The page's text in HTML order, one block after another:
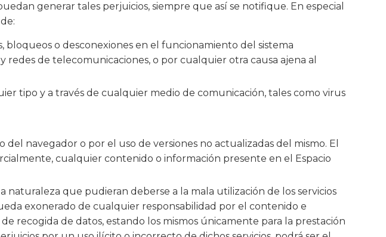
generar tales perjuicios, siempre que así se notifique. En especial
bloqueos o desconexiones en el funcionamiento del sistema
redes de telecomunicaciones, o por cualquier otra causa ajena al
tipo y a través de cualquier medio de comunicación, tales como virus
navegador o por el uso de versiones no actualizadas del mismo. El
cualquier contenido o información presente en el Espacio
que pudieran deberse a la mala utilización de los servicios
exonerado de cualquier responsabilidad por el contenido e
recogida de datos, estando los mismos únicamente para la prestación